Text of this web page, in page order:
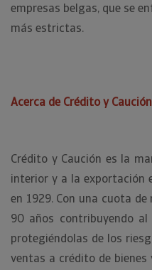
empresas belgas, que se
más estrictas.
Acerca de Crédito y Caución
Crédito y Caución es la
interior y a la exportación
en 1929. Con una cuota
90 años contribuyendo
protegiéndolas de los
ventas a crédito de bienes